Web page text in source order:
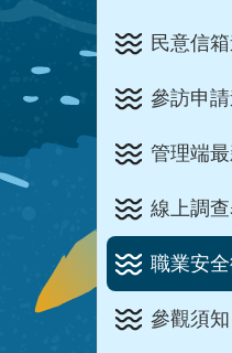
民意信
參訪申
管理端
線上調
職業安
參觀須知